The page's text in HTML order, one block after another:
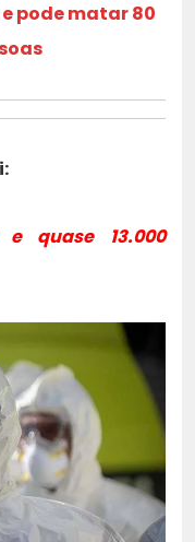
e pode matar 80
e quase 13.000